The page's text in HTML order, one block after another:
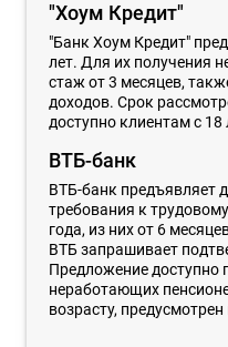
"Хоум Кредит"
"Банк Хоум Кредит"
лет. Для их получения
стаж от 3 месяцев,
доходов. Срок
доступно клиентам с 18
ВТБ-банк
ВТБ-банк предъявляет
требования к
года, из них от 6
ВТБ запрашивает
Предложение доступно
неработающих
возрасту,